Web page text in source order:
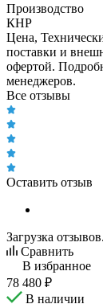
Производство
КНР
Цена,
поставки и
офертой.
менеджеров.
Все отзывы
Оставить отзыв
Загрузка
Сравнить
В избранное
78 480 ₽
В наличии